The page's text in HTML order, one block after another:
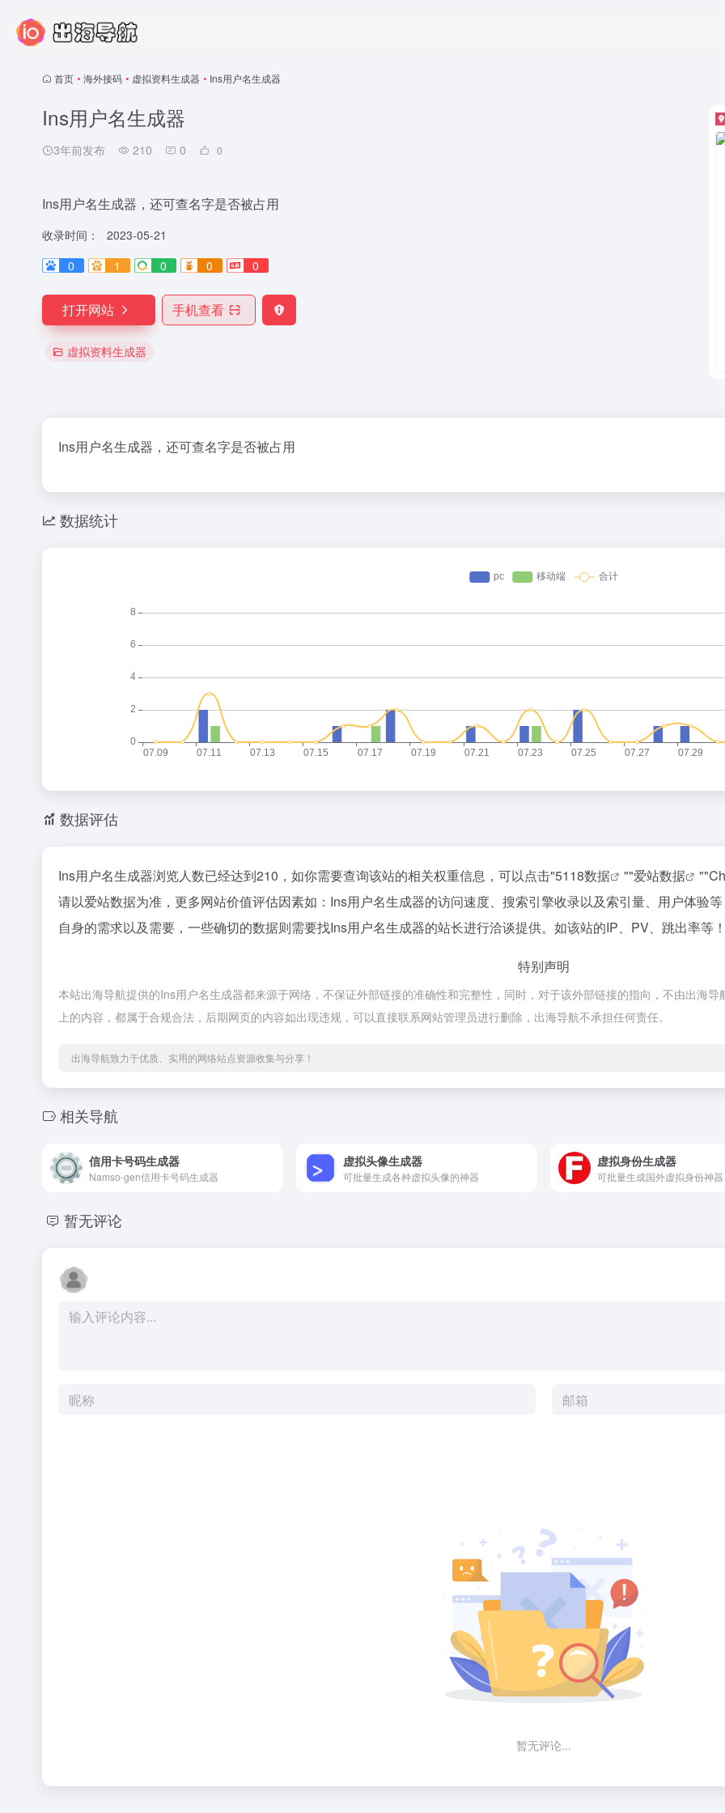
首页 • 海外接码 • 虚拟资料生成器 • Ins用户名生成器
Ins用户名生成器
3年前发布 210 0 0
Ins用户名生成器，还可查名字是否被占用
收录时间：
2023-05-21
0
1 0 0 0
打开网站 手机查看
虚拟资料生成器
Ins用户名生成器，还可查名字是否被占用
数据统计
数据评估
Ins用户名生成器浏览人数已经达到210，如你需要查询该站的相关权重信息，可以点击"5118数据 ""爱站数据 ""
请以爱站数据为准，更多网站价值评估因素如：Ins用户名生成器的访问速度、搜索引擎收录以及索引量、用户体验
自身的需求以及需要，一些确切的数据则需要找Ins用户名生成器的站长进行洽谈提供。如该站的IP、PV、跳出率等
特别声明
本站出海导航提供的Ins用户名生成器都来源于网络，不保证外部链接的准确性和完整性，同时，对于该外部链接的指向，不由出海
上的内容，都属于合规合法，后期网页的内容如出现违规，可以直接联系网站管理员进行删除，出海导航不承担任何责任。
出海导航致力于优质、实用的网络站点资源收集与分享！
相关导航
信用卡号码生成器
Namso-gen信用卡号码生成器
虚拟头像生成器
可批量生成各种虚拟头像的神器
虚拟身份生成器
可批量生成国外虚拟身份神器
暂无评论
暂无评论...